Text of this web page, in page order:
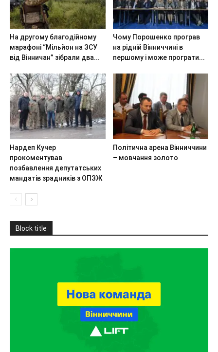
На другому благодійному
марафоні “Мільйон на ЗСУ
від Вінничан” зібрали два...
Чому Порошенко програв
на рідній Вінниччині в
першому і може програти...
Нардеп Кучер
прокоментував
позбавлення депутатських
мандатів зрадників з ОПЗЖ
Політична арена Вінниччини
– мовчання золото
Block title